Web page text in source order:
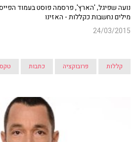
נועה שפיגל, 'הארץ', פרסמה פוסט בעמוד
מילים נחשבות כקללות - האזינו
24/03/2015
קללות פרובוקציה כתבות